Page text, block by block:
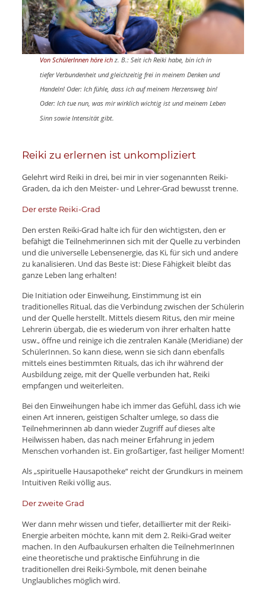
Von SchülerInnen höre ichz. B.: Seit ich Reiki habe, bin ich in
tiefer Verbundenheit und gleichzeitig frei in meinem Denken und
Handeln! Oder: Ich fühle, dass ich auf meinem Herzensweg bin!
Oder: Ich tue nun, was mir wirklich wichtig ist und meinem Leben
Sinn sowie Intensität gibt.
Reiki zu erlernen ist unkompliziert
Gelehrt wird Reiki in drei, bei mir in vier sogenannten Reiki-
Graden, da ich den Meister- und Lehrer-Grad bewusst trenne.
Der erste Reiki-Grad
Den ersten Reiki-Grad halte ich für den wichtigsten, den er
befähigt die Teilnehmerinnen sich mit der Quelle zu verbinden
und die universelle Lebensenergie, das Ki, für sich und andere
zu kanalisieren. Und das Beste ist: Diese Fähigkeit bleibt das
ganze Leben lang erhalten!
Die Initiation oder Einweihung, Einstimmung ist ein
traditionelles Ritual, das die Verbindung zwischen der Schülerin
und der Quelle herstellt. Mittels diesem Ritus, den mir meine
Lehrerin übergab, die es wiederum von ihrer erhalten hatte
usw., öffne und reinige ich die zentralen Kanäle (Meridiane) der
SchülerInnen. So kann diese, wenn sie sich dann ebenfalls
mittels eines bestimmten Rituals, das ich ihr während der
Ausbildung zeige, mit der Quelle verbunden hat, Reiki
empfangen und weiterleiten.
Bei den Einweihungen habe ich immer das Gefühl, dass ich wie
einen Art inneren, geistigen Schalter umlege, so dass die
Teilnehmerinnen ab dann wieder Zugriff auf dieses alte
Heilwissen haben, das nach meiner Erfahrung in jedem
Menschen vorhanden ist. Ein großartiger, fast heiliger Moment!
Als „spirituelle Hausapotheke“ reicht der Grundkurs in meinem
Intuitiven Reiki völlig aus.
Der zweite Grad
Wer dann mehr wissen und tiefer, detaillierter mit der Reiki-
Energie arbeiten möchte, kann mit dem 2. Reiki-Grad weiter
machen. In den Aufbaukursen erhalten die TeilnehmerInnen
eine theoretische und praktische Einführung in die
traditionellen drei Reiki-Symbole, mit denen beinahe
Unglaubliches möglich wird.